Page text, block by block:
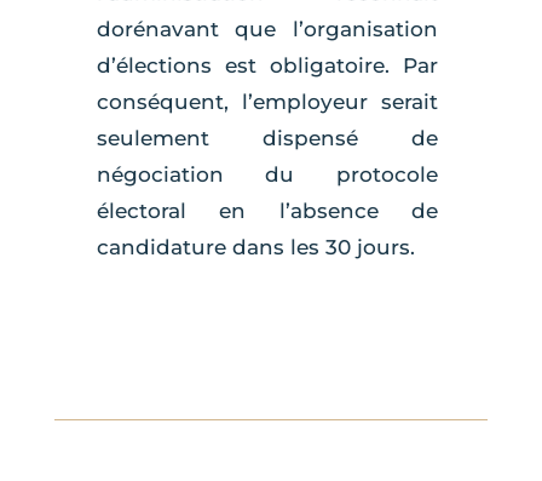
dorénavant que l’organisation
d’élections est obligatoire. Par
conséquent, l’employeur serait
seulement dispensé de
négociation du protocole
électoral en l’absence de
candidature dans les 30 jours.